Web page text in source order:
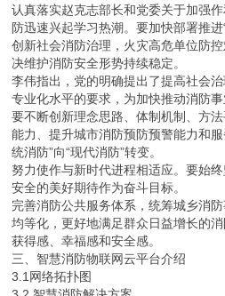
认真落实赵克志部长和党委关于加强
防迅速兴起学习热潮。要加快部署推进
创新社会消防治理，火灾高危单位防
决维护消防安全形势持续稳定。
李伟指出，党的明确提出了提高社会
专业化水平的要求，为加快推动消防事
要不断创新理念思路、体制机制、方
能力、提升城市消防预防预警能力和
统消防”向“现代消防”转变。
努力使作与新时代进程相适应。要始
安全的美好期待作为奋斗目标。
完善消防公共服务体系，统筹城乡消
均等化，更好地满足群众日益增长的
获得感、幸福感和安全感。
三、智慧消防物联网云平台介绍
3.1网络拓扑图